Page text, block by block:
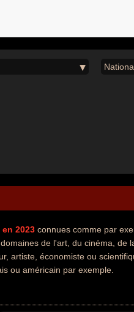
2023 connues comme par
de l'art, du cinéma, de
artiste, économiste ou
ou américain par exemple.